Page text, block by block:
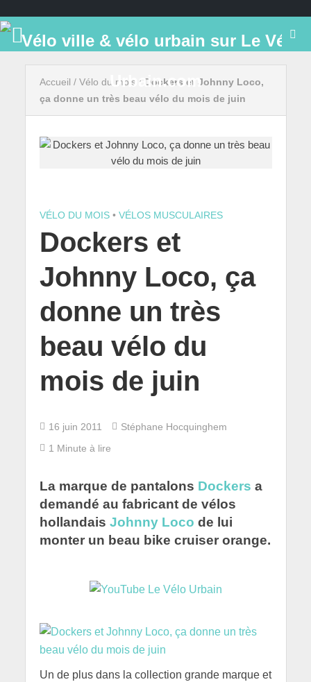
Accueil / Vélo du mois / Dockers et Johnny Loco,
ça donne un très beau vélo du mois de juin
VÉLO DU MOIS • VÉLOS MUSCULAIRES
Dockers et
Johnny Loco, ça
donne un très
beau vélo du
mois de juin
16 juin 2011
Stéphane Hocquinghem
1 Minute à lire
La marque de pantalons Dockers a
demandé au fabricant de vélos
hollandais Johnny Loco de lui
monter un beau bike cruiser orange.
Un de plus dans la collection grande marque et